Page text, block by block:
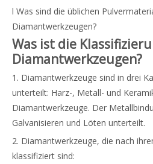
l Was sind die üblichen
Diamantwerkzeugen?
Was ist die
Diamantwerkzeugen?
1. Diamantwerkzeuge sind in drei
unterteilt: Harz-, Metall- und
Diamantwerkzeuge. Der
Galvanisieren und Löten unterteilt.
2. Diamantwerkzeuge, die nach
klassifiziert sind: